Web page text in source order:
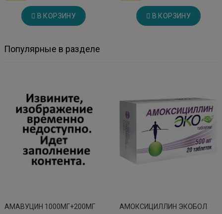
В КОРЗИНУ В КОРЗИНУ
Популярные в разделе
АМАВУЦИН 1000МГ+200МГ
АМОКСИЦИЛЛИН ЭКОБОЛ